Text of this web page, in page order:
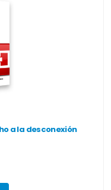
a la desconexión